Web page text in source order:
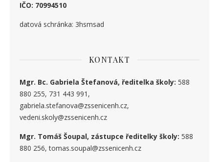
IČO: 70994510
datová schránka: 3hsmsad
KONTAKT
Mgr. Bc. Gabriela Štefanová, ředitelka školy: 588
880 255, 731 443 991,
gabriela.stefanova@zssenicenh.cz,
vedeni.skoly@zssenicenh.cz
Mgr. Tomáš Šoupal, zástupce ředitelky školy: 588
880 256, tomas.soupal@zssenicenh.cz